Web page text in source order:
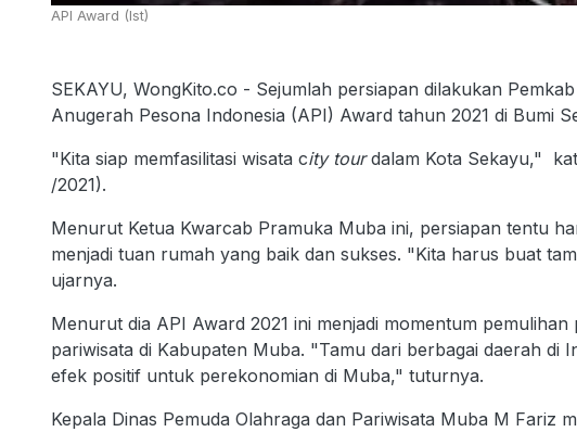
API Award (Ist)
SEKAYU, WongKito.co - Sejumlah persiapan dilakukan
Anugerah Pesona Indonesia (API) Award tahun 2021 di Bumi
"Kita siap memfasilitasi wisata city tourdalam Kota Sekayu,"
/2021).
Menurut Ketua Kwarcab Pramuka Muba ini, persiapan tentu
menjadi tuan rumah yang baik dan sukses. "Kita harus buat
ujarnya.
Menurut dia API Award 2021 ini menjadi momentum
pariwisata di Kabupaten Muba. "Tamu dari berbagai daerah di
efek positif untuk perekonomian di Muba," tuturnya.
Kepala Dinas Pemuda Olahraga dan Pariwisata Muba M Fariz